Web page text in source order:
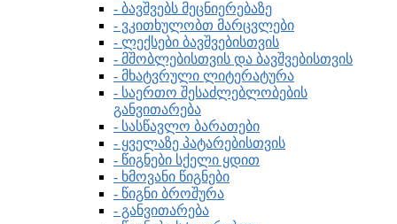
- ბავშვებს მეცნიერებაზე
- ვკითხულობთ მარცვლები
- ლექსები ბავშვებისთვის
- მშობლებისთვის და ბავშვებისთვის
- მხატვრული ლიტერატურა
- საერთო შესაძლებლობების
განვითარება
- სასწავლო ბარათები
- ყველაზე პატარებისთვის
- წიგნები სქელი ყდით
- ხმოვანი წიგნები
- წიგნი ბროშურა
- განვითარება